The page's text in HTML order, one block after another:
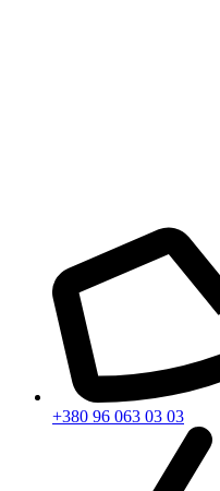
+380 96 063 03 03